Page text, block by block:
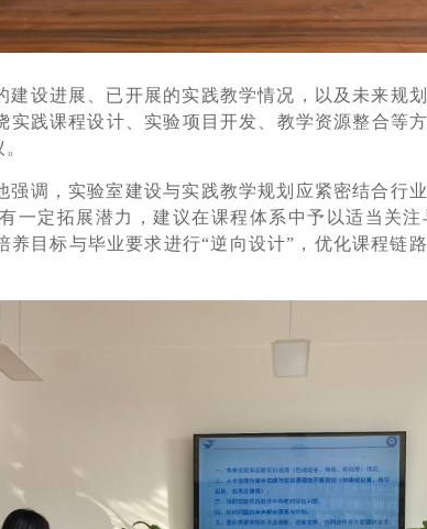
设进展、已开展的实践教学情况，以及未来规
践课程设计、实验项目开发、教学资源整合等
调，实验室建设与实践教学规划应紧密结合行
一定拓展潜力，建议在课程体系中予以适当关
目标与毕业要求进行“逆向设计”，优化课程链